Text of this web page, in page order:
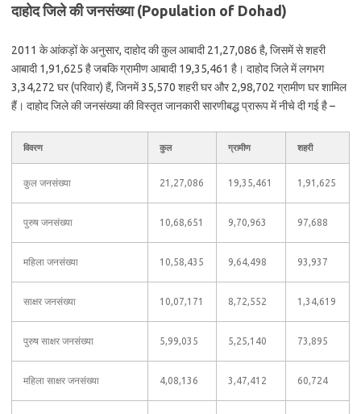
दाहोद जिले की जनसंख्या (Population of Dohad)
2011 के आंकड़ों के अनुसार, दाहोद की कुल आबादी 21,27,086 है, जिसमें से शहरी
आबादी 1,91,625 है जबकि ग्रामीण आबादी 19,35,461 है। दाहोद जिले में लगभग
3,34,272 घर (परिवार) हैं, जिनमें 35,570 शहरी घर और 2,98,702 ग्रामीण घर शामिल
हैं। दाहोद जिले की जनसंख्या की विस्तृत जानकारी सारणीबद्ध प्रारूप में नीचे दी गई है –
विवरण कुल ग्रामीण शहरी
कुल जनसंख्या 21,27,086 19,35,461 1,91,625
पुरुष जनसंख्या 10,68,651 9,70,963 97,688
महिला जनसंख्या 10,58,435 9,64,498 93,937
साक्षर जनसंख्या 10,07,171 8,72,552 1,34,619
पुरुष साक्षर जनसंख्या 5,99,035 5,25,140 73,895
महिला साक्षर जनसंख्या 4,08,136 3,47,412 60,724